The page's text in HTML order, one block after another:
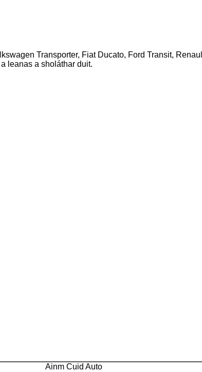
Transporter, Fiat Ducato, Ford Transit,
leanas a sholáthar duit.
Ainm Cuid Auto